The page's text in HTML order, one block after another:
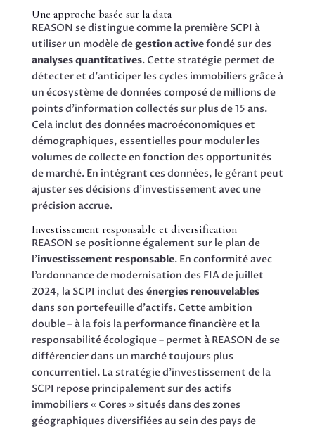
Une approche basée sur la data
REASON se distingue comme la première SCPI à
utiliser un modèle degestion activefondé sur des
analyses quantitatives. Cette stratégie permet de
détecter et d’anticiper les cycles immobiliers grâce à
un écosystème de données composé de millions de
points d’information collectés sur plus de 15 ans.
Cela inclut des données macroéconomiques et
démographiques, essentielles pour moduler les
volumes de collecte en fonction des opportunités
de marché. En intégrant ces données, le gérant peut
ajuster ses décisions d’investissement avec une
précision accrue.
Investissement responsable et diversification
REASON se positionne également sur le plan de
l’investissement responsable. En conformité avec
l’ordonnance de modernisation des FIA de juillet
2024, la SCPI inclut des énergies renouvelables
dans son portefeuille d’actifs. Cette ambition
double – à la fois la performance financière et la
responsabilité écologique – permet à REASON de se
différencier dans un marché toujours plus
concurrentiel. La stratégie d’investissement de la
SCPI repose principalement sur des actifs
immobiliers « Cores » situés dans des zones
géographiques diversifiées au sein des pays de